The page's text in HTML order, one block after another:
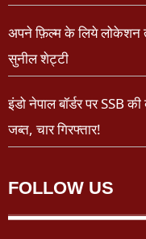
अपने फ़िल्म के लिये लोकेशन
सुनील शेट्टी
इंडो नेपाल बॉर्डर पर SSB
जब्त, चार गिरफ्तार!
FOLLOW US